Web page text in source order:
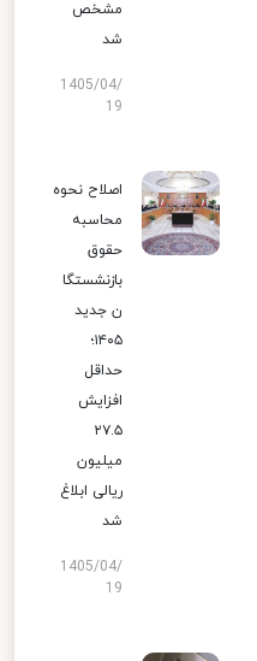
مشخص
شد
1405/04/
19
اصلاح نحوه
محاسبه
حقوق
بازنشستگا
ن جدید
۱۴۰۵؛
حداقل
افزایش
۲۷.۵
میلیون
ریالی ابلاغ
شد
1405/04/
19